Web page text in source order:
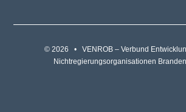
© 2026 • VENROB – Verbund
Nichtregierungsorganisationen